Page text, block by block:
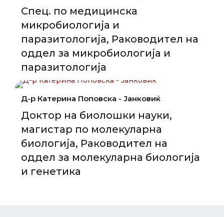
Спец. по медицинска
микробиологија и
паразитологија, Раководител на
оддел за микробиологија и
паразитологија
Д-р Катерина Поповска - Јанковиќ
Доктор на биолошки науки,
магистар по молекуларна
биологија, Раководител на
оддел за молекуларна биологија
и генетика